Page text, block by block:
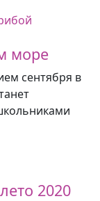
море
сентября в
2020